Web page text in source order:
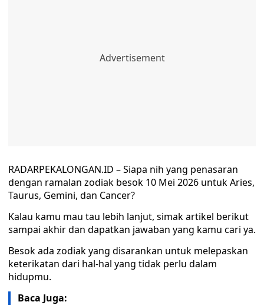
RADARPEKALONGAN.ID – Siapa nih yang penasaran
dengan ramalan zodiak besok 10 Mei 2026 untuk Aries,
Taurus, Gemini, dan Cancer?
Kalau kamu mau tau lebih lanjut, simak artikel berikut
sampai akhir dan dapatkan jawaban yang kamu cari ya.
Besok ada zodiak yang disarankan untuk melepaskan
keterikatan dari hal-hal yang tidak perlu dalam
hidupmu.
Baca Juga: